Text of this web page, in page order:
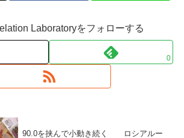
Laboratoryをフォローする
0
90.0を挟んで小動き続く ロシアルー